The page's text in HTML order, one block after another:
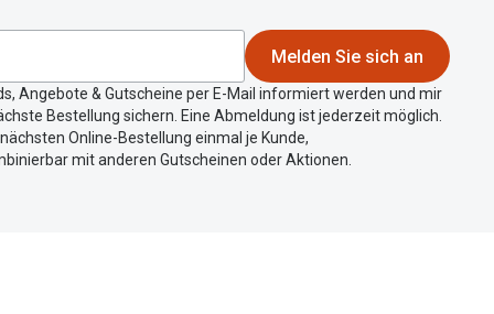
Melden Sie sich an
Angebote & Gutscheine per E-Mail informiert werden und mir
Bestellung sichern. Eine Abmeldung ist jederzeit möglich.
Online-Bestellung einmal je Kunde,
mit anderen Gutscheinen oder Aktionen.